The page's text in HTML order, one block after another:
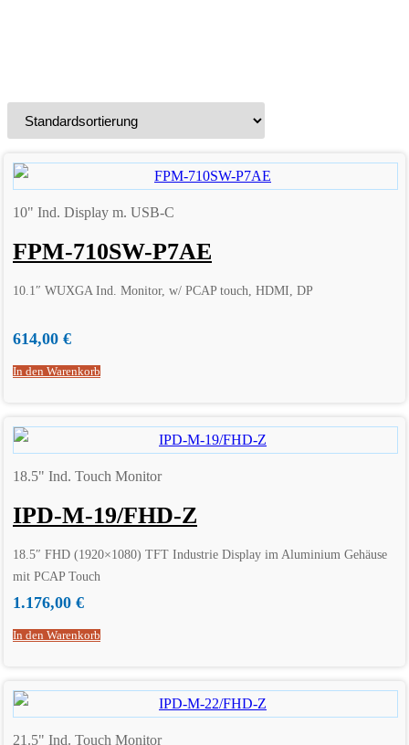
10" Ind. Display m. USB-C
FPM-710SW-P7AE
10.1″ WUXGA Ind. Monitor, w/ PCAP touch, HDMI, DP
614,00 €
In den Warenkorb
18.5" Ind. Touch Monitor
IPD-M-19/FHD-Z
18.5″ FHD (1920×1080) TFT Industrie Display im Aluminium Gehäuse
mit PCAP Touch
1.176,00 €
In den Warenkorb
21.5" Ind. Touch Monitor